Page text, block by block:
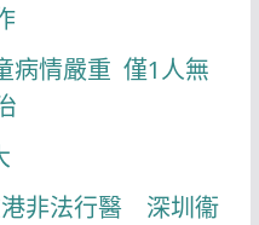
病情嚴重 僅1人無
港非法行醫 深圳衞